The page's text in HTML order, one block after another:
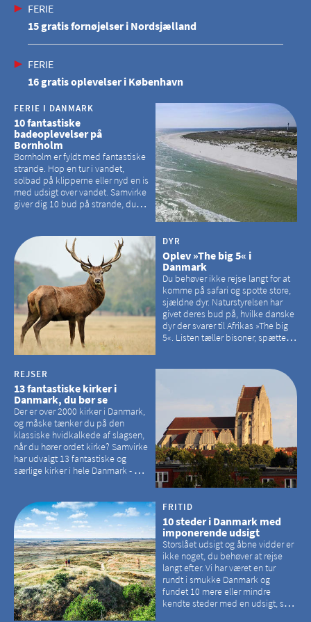
FERIE
15 gratis fornøjelser i Nordsjælland
FERIE
16 gratis oplevelser i København
FERIE I DANMARK
10 fantastiske
badeoplevelser på
Bornholm
Bornholm er fyldt med fantastiske
strande. Hop en tur i vandet,
solbad på klipperne eller nyd en is
med udsigt over vandet. Samvirke
giver dig 10 bud på strande, du
DYR
Oplev »The big 5« i
Danmark
Du behøver ikke rejse langt for at
komme på safari og spotte store,
sjældne dyr. Naturstyrelsen har
givet deres bud på, hvilke danske
dyr der svarer til Afrikas »The big
5«. Listen tæller bisoner, spættede
REJSER
13 fantastiske kirker i
Danmark, du bør se
Der er over 2000 kirker i Danmark,
og måske tænker du på den
klassiske hvidkalkede af slagsen,
når du hører ordet kirke? Samvirke
har udvalgt 13 fantastiske og
særlige kirker i hele Danmark - og
hvilke kirker, der er en omvej værd
FRITID
10 steder i Danmark med
imponerende udsigt
Storslået udsigt og åbne vidder er
ikke noget, du behøver at rejse
langt efter. Vi har været en tur
rundt i smukke Danmark og
fundet 10 mere eller mindre
kendte steder med en udsigt, som